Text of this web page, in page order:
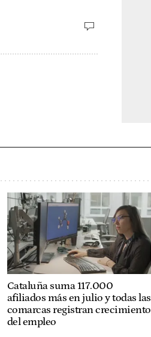
Cataluña suma 117.000
afiliados más en julio y todas las
comarcas registran crecimiento
del empleo